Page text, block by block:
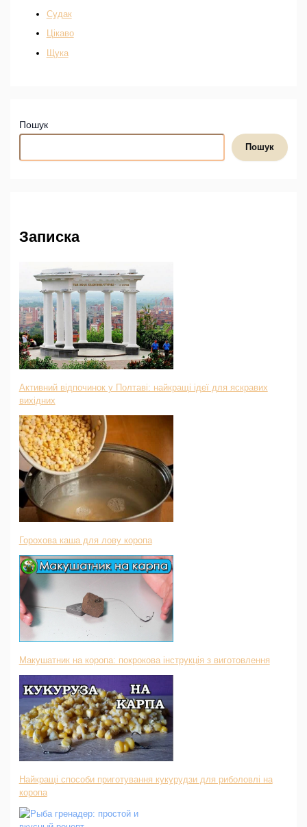
Судак
Цікаво
Щука
Пошук
Пошук
Записка
Активний відпочинок у Полтаві: найкращі ідеї для яскравих
вихідних
Горохова каша для лову коропа
Макушатник на коропа: покрокова інструкція з виготовлення
Найкращі способи приготування кукурудзи для риболовлі на
коропа